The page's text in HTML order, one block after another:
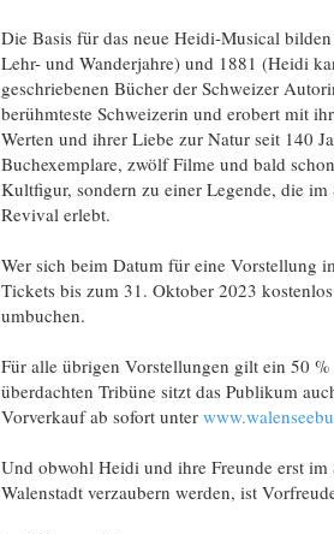
Die Basis für das neue Heidi-Musical
Lehr- und Wanderjahre) und 1881 (Heidi
geschriebenen Bücher der Schweizer
berühmteste Schweizerin und erobert mit
Werten und ihrer Liebe zur Natur seit 140
Buchexemplare, zwölf Filme und bald
Kultfigur, sondern zu einer Legende, die
Revival erlebt.
Wer sich beim Datum für eine Vorstellung
Tickets bis zum 31. Oktober 2023
umbuchen.
Für alle übrigen Vorstellungen gilt ein 50
überdachten Tribüne sitzt das Publikum
Vorverkauf ab sofort unter
Und obwohl Heidi und ihre Freunde erst
Walenstadt verzaubern werden, ist